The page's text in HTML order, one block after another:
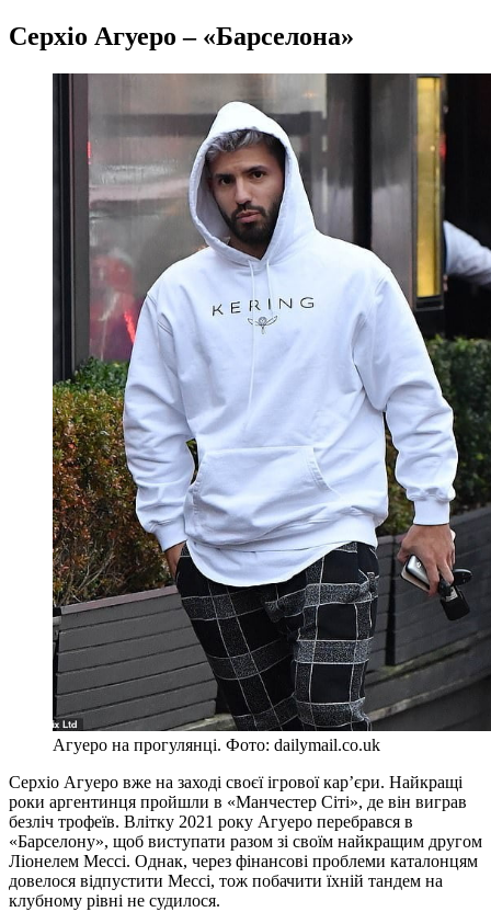
Серхіо Агуеро – «Барселона»
Агуеро на прогулянці. Фото: dailymail.co.uk
Серхіо Агуеро вже на заході своєї ігрової кар’єри. Найкращі
роки аргентинця пройшли в «Манчестер Сіті», де він виграв
безліч трофеїв. Влітку 2021 року Агуеро перебрався в
«Барселону», щоб виступати разом зі своїм найкращим другом
Ліонелем Мессі. Однак, через фінансові проблеми каталонцям
довелося відпустити Мессі, тож побачити їхній тандем на
клубному рівні не судилося.